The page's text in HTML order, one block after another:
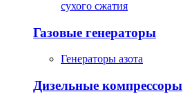
сухого сжатия
Газовые генераторы
Генераторы азота
Дизельные компрессоры